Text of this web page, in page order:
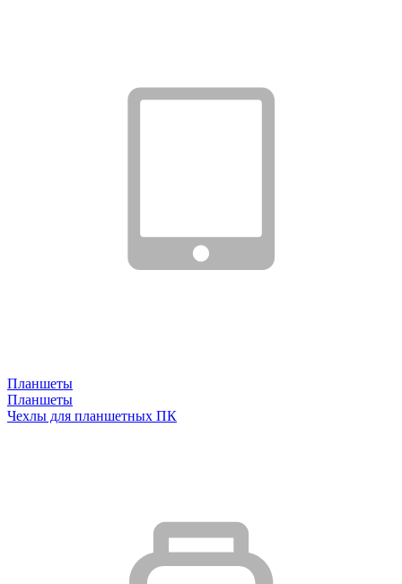
Планшеты
Планшеты
Чехлы для планшетных ПК